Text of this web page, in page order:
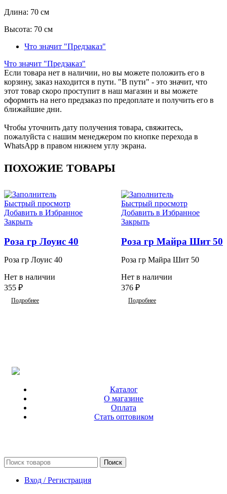
Длина: 70 см
Высота: 70 см
Что значит "Предзаказ"
Что значит "Предзаказ"
Если товара нет в наличии, но вы можете положить его в
корзину, заказ находится в пути. "В пути" - это значит, что
этот товар скоро проступит в наш магазин и вы можете
оформить на него предзаказ по предоплате и получить его в
ближайшие дни.
Чтобы уточнить дату получения товара, свяжитесь,
пожалуйста с нашим менеджером по кнопке перехода в
WhatsApp в правом нижнем углу экрана.
ПОХОЖИЕ ТОВАРЫ
Быстрый просмотр
Добавить в Избранное
Закрыть
Роза гр Лоуис 40
Роза гр Лоуис 40
Нет в наличии
355 ₽
Подробнее
Быстрый просмотр
Добавить в Избранное
Закрыть
Роза гр Майра Шит 50
Роза гр Майра Шит 50
Нет в наличии
376 ₽
Подробнее
Каталог
О магазине
Оплата
Стать оптовиком
Поиск
Вход / Регистрация